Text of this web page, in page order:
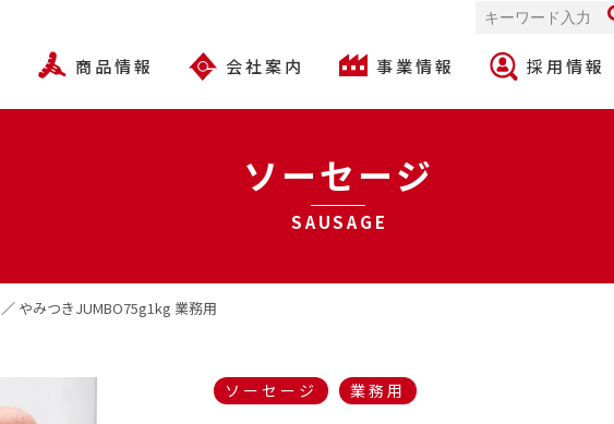
商品情報 会社案内 事業情報 採用情報
ソーセージ
SAUSAGE
／ やみつきJUMBO75g1kg 業務用
ソーセージ 業務用